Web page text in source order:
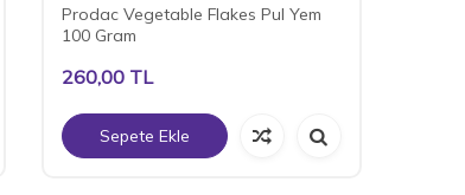
Prodac Vegetable Flakes Pul Yem
100 Gram
260,00TL
Sepete Ekle